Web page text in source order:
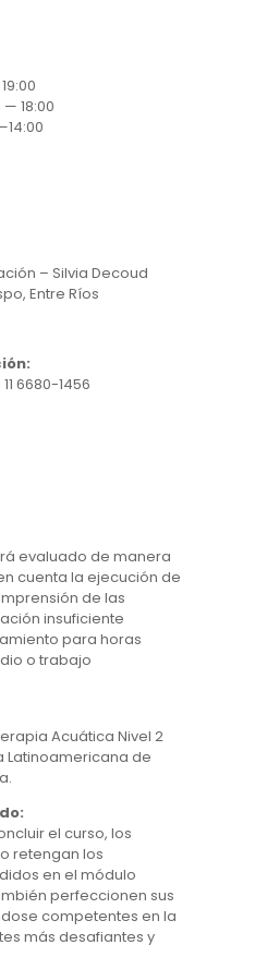
18:00
– Silvia Decoud
Entre Ríos
6680-1456
evaluado de manera
cuenta la ejecución de
de las
insuficiente
para horas
o trabajo
Acuática Nivel 2
Latinoamericana de
el curso, los
retengan los
en el módulo
perfeccionen sus
competentes en la
más desafiantes y